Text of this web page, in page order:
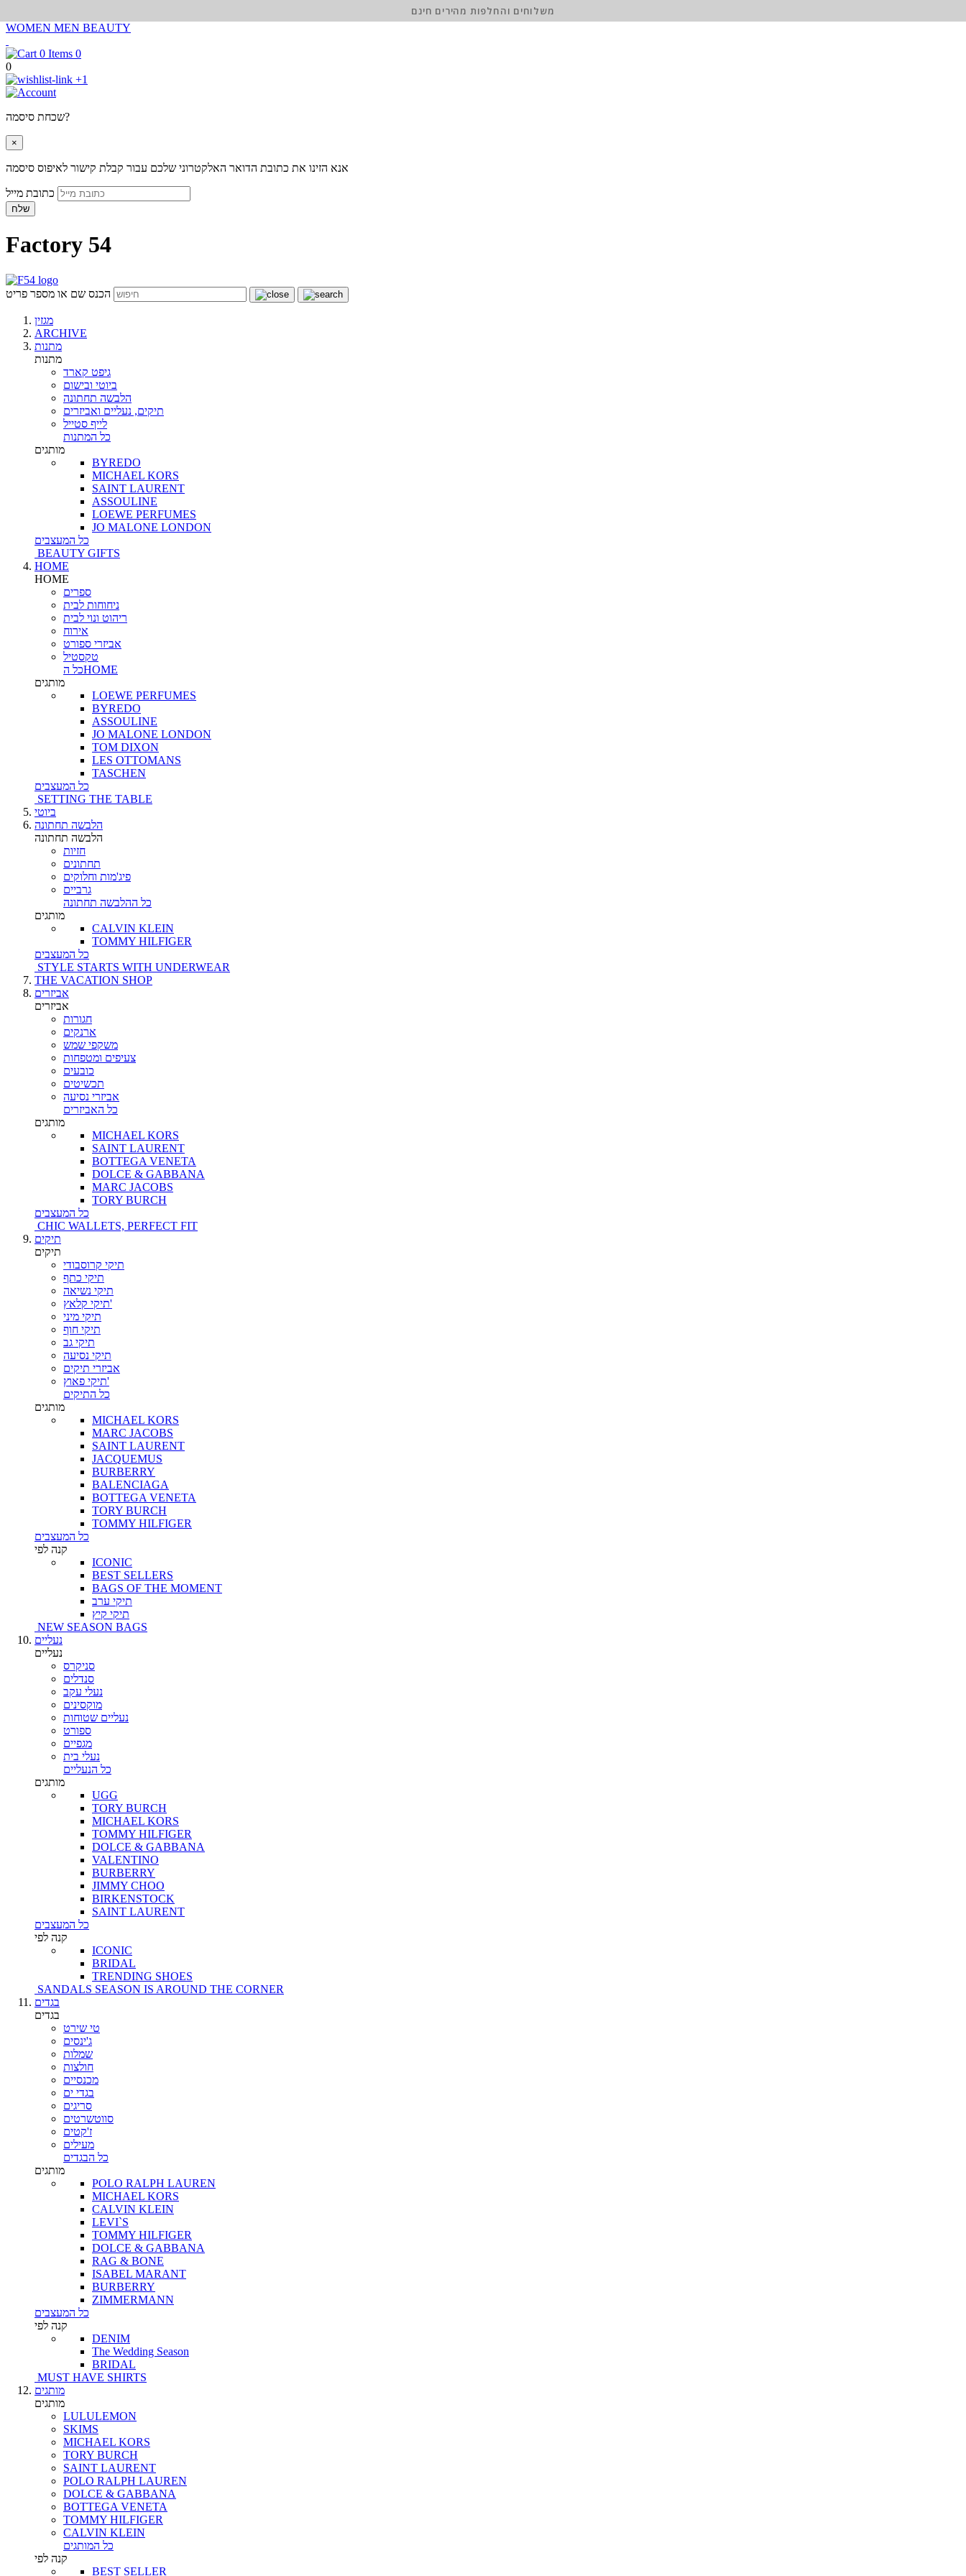
WOMEN MEN BEAUTY
0
0
+1
שכחת סיסמה?
×
אנא הזינו את כתובת הדואר האלקטרוני שלכם עבור קבלת קישור לאיפוס סיסמה
שלח
Factory 54
הכנס שם או מספר פריט
מגזין
ARCHIVE
מתנות
מתנות
גיפט קארד
ביוטי ובישום
הלבשה תחתונה
תיקים, נעליים ואביזרים
לייף סטייל
כל המתנות
מותגים
BYREDO
MICHAEL KORS
SAINT LAURENT
ASSOULINE
LOEWE PERFUMES
JO MALONE LONDON
כל המעצבים
BEAUTY GIFTS
HOME
HOME
ספרים
ניחוחות לבית
ריהוט ונוי לבית
אירוח
אביזרי ספורט
טקסטיל
כל הHOME
מותגים
LOEWE PERFUMES
BYREDO
ASSOULINE
JO MALONE LONDON
TOM DIXON
LES OTTOMANS
TASCHEN
כל המעצבים
SETTING THE TABLE
ביוטי
הלבשה תחתונה
הלבשה תחתונה
חזיות
תחתונים
פיג'מות וחלוקים
גרביים
כל ההלבשה תחתונה
מותגים
CALVIN KLEIN
TOMMY HILFIGER
כל המעצבים
STYLE STARTS WITH UNDERWEAR
THE VACATION SHOP
אביזרים
אביזרים
חגורות
ארנקים
משקפי שמש
צעיפים ומטפחות
כובעים
תכשיטים
אביזרי נסיעה
כל האביזרים
מותגים
MICHAEL KORS
SAINT LAURENT
BOTTEGA VENETA
DOLCE & GABBANA
MARC JACOBS
TORY BURCH
כל המעצבים
CHIC WALLETS, PERFECT FIT
תיקים
תיקים
תיקי קרוסבודי
תיקי כתף
תיקי נשיאה
תיקי קלאץ'
תיקי מיני
תיקי חוף
תיקי גב
תיקי נסיעה
אביזרי תיקים
תיקי פאוץ'
כל התיקים
מותגים
MICHAEL KORS
MARC JACOBS
SAINT LAURENT
JACQUEMUS
BURBERRY
BALENCIAGA
BOTTEGA VENETA
TORY BURCH
TOMMY HILFIGER
כל המעצבים
קנה לפי
ICONIC
BEST SELLERS
BAGS OF THE MOMENT
תיקי ערב
תיקי קיץ
NEW SEASON BAGS
נעליים
נעליים
סניקרס
סנדלים
נעלי עקב
מוקסינים
נעליים שטוחות
ספורט
מגפיים
נעלי בית
כל הנעליים
מותגים
UGG
TORY BURCH
MICHAEL KORS
TOMMY HILFIGER
DOLCE & GABBANA
VALENTINO
BURBERRY
JIMMY CHOO
BIRKENSTOCK
SAINT LAURENT
כל המעצבים
קנה לפי
ICONIC
BRIDAL
TRENDING SHOES
SANDALS SEASON IS AROUND THE CORNER
בגדים
בגדים
טי שירט
ג'ינסים
שמלות
חולצות
מכנסיים
בגדי ים
סריגים
סווטשרטים
ז'קטים
מעילים
כל הבגדים
מותגים
POLO RALPH LAUREN
MICHAEL KORS
CALVIN KLEIN
LEVI`S
TOMMY HILFIGER
DOLCE & GABBANA
RAG & BONE
ISABEL MARANT
BURBERRY
ZIMMERMANN
כל המעצבים
קנה לפי
DENIM
The Wedding Season
BRIDAL
MUST HAVE SHIRTS
מותגים
מותגים
LULULEMON
SKIMS
MICHAEL KORS
TORY BURCH
SAINT LAURENT
POLO RALPH LAUREN
DOLCE & GABBANA
BOTTEGA VENETA
TOMMY HILFIGER
CALVIN KLEIN
כל המותגים
קנה לפי
BEST SELLER
משלוחים והחלפות מהירים חינם